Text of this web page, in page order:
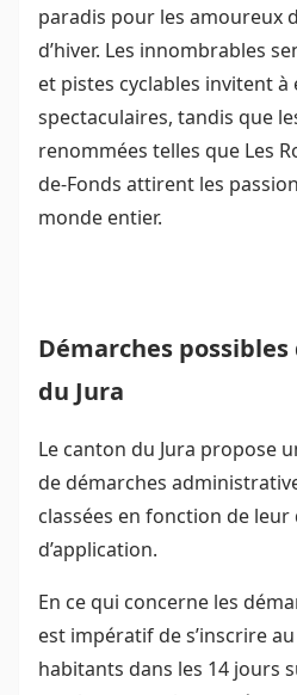
paradis pour les amoureux
d’hiver. Les innombrables
et pistes cyclables invitent à
spectaculaires, tandis que
renommées telles que Les
de-Fonds attirent les
monde entier.
Démarches
du Jura
Le canton du Jura propose
de démarches
classées en fonction de
d’application.
En ce qui concerne les
est impératif de s’inscrire
habitants dans les 14 jours